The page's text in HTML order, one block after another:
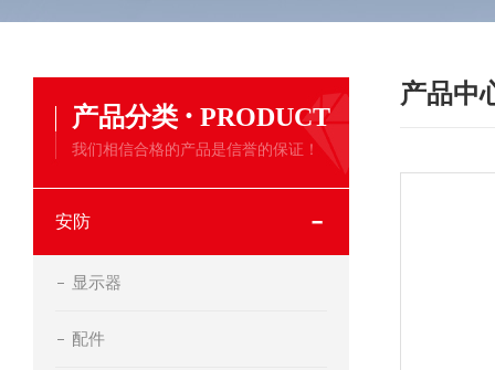
产品分类 · PRODUCT
我们相信合格的产品是信誉的保证！
安防
显示器
配件
产品中